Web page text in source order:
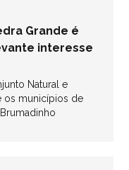
Grande é
interesse
Natural e
os municípios de